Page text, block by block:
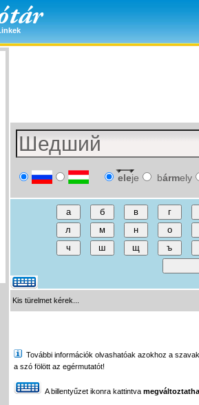
eleje bármely
Kis türelmet kérek...
További információk olvashatóak azokhoz a
a szó fölött az egérmutatót!
A billentyűzet ikonra kattintva